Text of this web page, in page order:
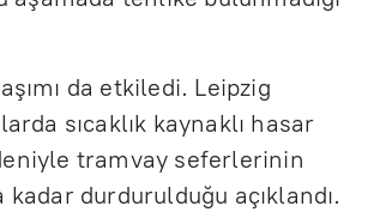
da etkiledi. Leipzig
sıcaklık kaynaklı hasar
tramvay seferlerinin
durdurulduğu açıklandı.